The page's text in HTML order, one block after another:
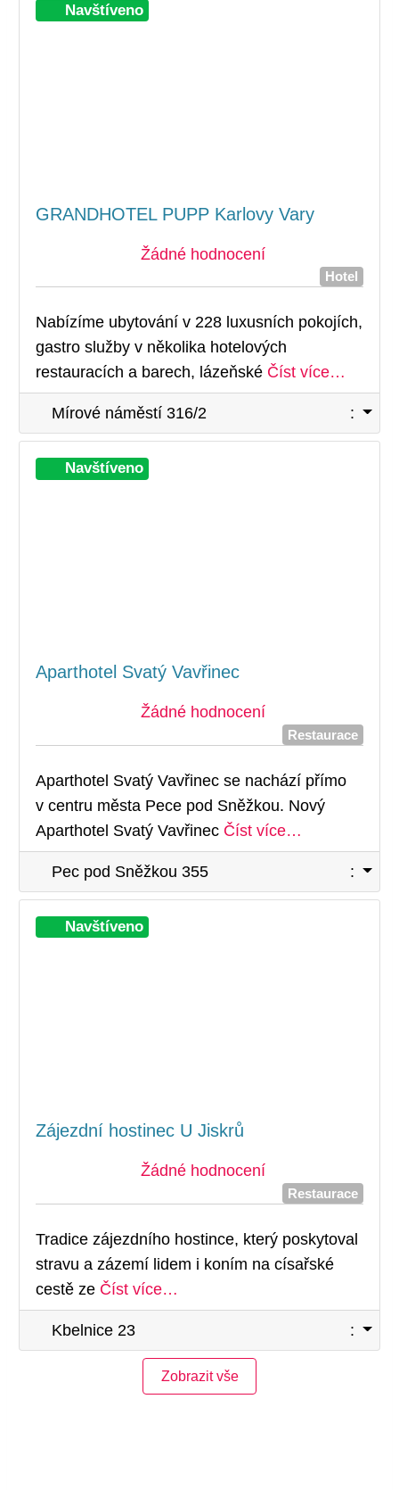
Navštíveno
GRANDHOTEL PUPP Karlovy Vary
Žádné hodnocení
Hotel
Nabízíme ubytování v 228 luxusních pokojích,
gastro služby v několika hotelových
restauracích a barech, lázeňské Číst více…
Mírové náměstí 316/2 :
Navštíveno
Aparthotel Svatý Vavřinec
Žádné hodnocení
Restaurace
Aparthotel Svatý Vavřinec se nachází přímo
v centru města Pece pod Sněžkou. Nový
Aparthotel Svatý Vavřinec Číst více…
Pec pod Sněžkou 355 :
Navštíveno
Zájezdní hostinec U Jiskrů
Žádné hodnocení
Restaurace
Tradice zájezdního hostince, který poskytoval
stravu a zázemí lidem i koním na císařské
cestě ze Číst více…
Kbelnice 23 :
Zobrazit vše